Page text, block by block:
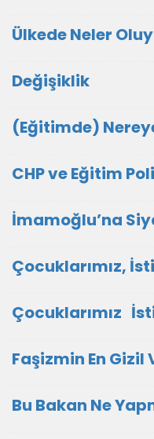
Ülkede Neler
Değişiklik
(Eğitimde)
CHP ve Eğitim
İmamoğlu’na
Çocuklarımız,
Çocuklarımız
Faşizmin En Gizil
Bu Bakan Ne